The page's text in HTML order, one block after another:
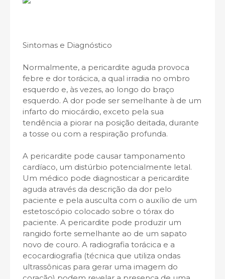
Sintomas e Diagnóstico
Normalmente, a pericardite aguda provoca
febre e dor torácica, a qual irradia no ombro
esquerdo e, às vezes, ao longo do braço
esquerdo. A dor pode ser semelhante à de um
infarto do miocárdio, exceto pela sua
tendência a piorar na posição deitada, durante
a tosse ou com a respiração profunda.
A pericardite pode causar tamponamento
cardíaco, um distúrbio potencialmente letal.
Um médico pode diagnosticar a pericardite
aguda através da descrição da dor pelo
paciente e pela ausculta com o auxílio de um
estetoscópio colocado sobre o tórax do
paciente. A pericardite pode produzir um
rangido forte semelhante ao de um sapato
novo de couro. A radiografia torácica e a
ecocardiografia (técnica que utiliza ondas
ultrassônicas para gerar uma imagem do